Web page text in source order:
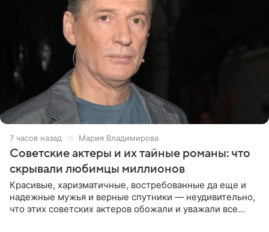
7 часов назад Мария Владимирова
Советские актеры и их тайные романы: что
скрывали любимцы миллионов
Красивые, харизматичные, востребованные да еще и
надежные мужья и верные спутники — неудивительно,
что этих советских актеров обожали и уважали все